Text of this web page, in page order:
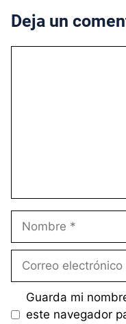
Deja un
Nombre
Correo
Guarda mi
este navegador